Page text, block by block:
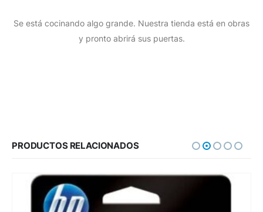
Se está cocinando algo grande. Nuestra tienda está en obras
y pronto abrirá sus puertas.
PRODUCTOS RELACIONADOS